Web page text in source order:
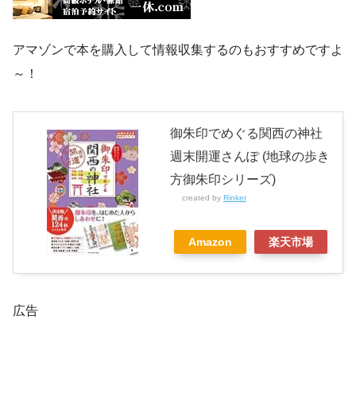
アマゾンで本を購入して情報収集するのもおすすめですよ
～！
御朱印でめぐる関西の神社
週末開運さんぽ (地球の歩き
方御朱印シリーズ)
created by Rinker
Amazon 楽天市場
広告